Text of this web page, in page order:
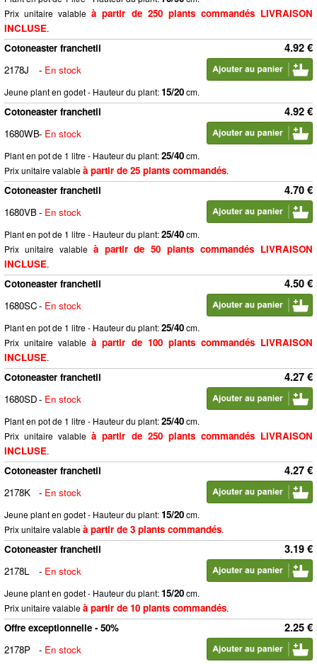
Prix unitaire valableà partir de 250 plants commandés LIVRAISON
INCLUSE.
4.92 €
Cotoneaster franchetii
2178J
- En stock
Jeune plant en godet - Hauteur du plant:15/20cm.
4.92 €
Cotoneaster franchetii
1680WB- En stock
Plant en pot de 1 litre - Hauteur du plant:25/40cm.
Prix unitaire valableà partir de 25 plants commandés.
4.70 €
Cotoneaster franchetii
1680VB- En stock
Plant en pot de 1 litre - Hauteur du plant:25/40cm.
Prix unitaire valable à partir de 50 plants commandés LIVRAISON
INCLUSE.
4.50 €
Cotoneaster franchetii
1680SC- En stock
Plant en pot de 1 litre - Hauteur du plant:25/40cm.
Prix unitaire valableà partir de 100 plants commandés LIVRAISON
INCLUSE.
4.27 €
Cotoneaster franchetii
1680SD- En stock
Plant en pot de 1 litre - Hauteur du plant:25/40cm.
Prix unitaire valableà partir de 250 plants commandés LIVRAISON
INCLUSE.
4.27 €
Cotoneaster franchetii
2178K
- En stock
Jeune plant en godet - Hauteur du plant:15/20cm.
Prix unitaire valableà partir de 3 plants commandés.
3.19 €
Cotoneaster franchetii
2178L
- En stock
Jeune plant en godet - Hauteur du plant:15/20cm.
Prix unitaire valableà partir de 10 plants commandés.
2.25 €
Offre exceptionnelle - 50%
2178P
- En stock